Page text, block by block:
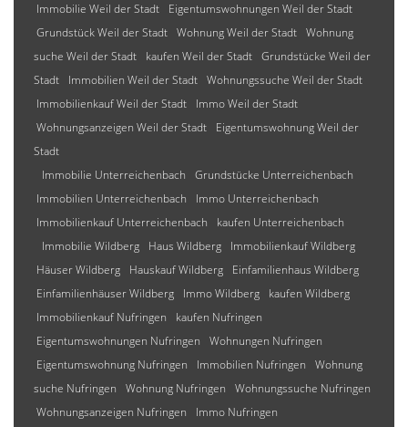
Immobilie Weil der Stadt
Eigentumswohnungen Weil der Stadt
Grundstück Weil der Stadt Wohnung Weil der Stadt Wohnung
suche Weil der Stadt
kaufen Weil der Stadt Grundstücke Weil der
Stadt
Immobilien Weil der Stadt Wohnungssuche Weil der Stadt
Immobilienkauf Weil der Stadt
Immo Weil der Stadt
Wohnungsanzeigen Weil der Stadt
Eigentumswohnung Weil der
Stadt
Immobilie Unterreichenbach
Grundstücke Unterreichenbach
Immobilien Unterreichenbach
Immo Unterreichenbach
Immobilienkauf Unterreichenbach
kaufen Unterreichenbach
Immobilie Wildberg
Haus Wildberg
Immobilienkauf Wildberg
Häuser Wildberg
Hauskauf Wildberg
Einfamilienhaus Wildberg
Einfamilienhäuser Wildberg
Immo Wildberg
kaufen Wildberg
Immobilienkauf Nufringen
kaufen Nufringen
Eigentumswohnungen Nufringen
Wohnungen Nufringen
Eigentumswohnung Nufringen
Immobilien Nufringen
Wohnung
suche Nufringen
Wohnung Nufringen
Wohnungssuche Nufringen
Wohnungsanzeigen Nufringen
Immo Nufringen